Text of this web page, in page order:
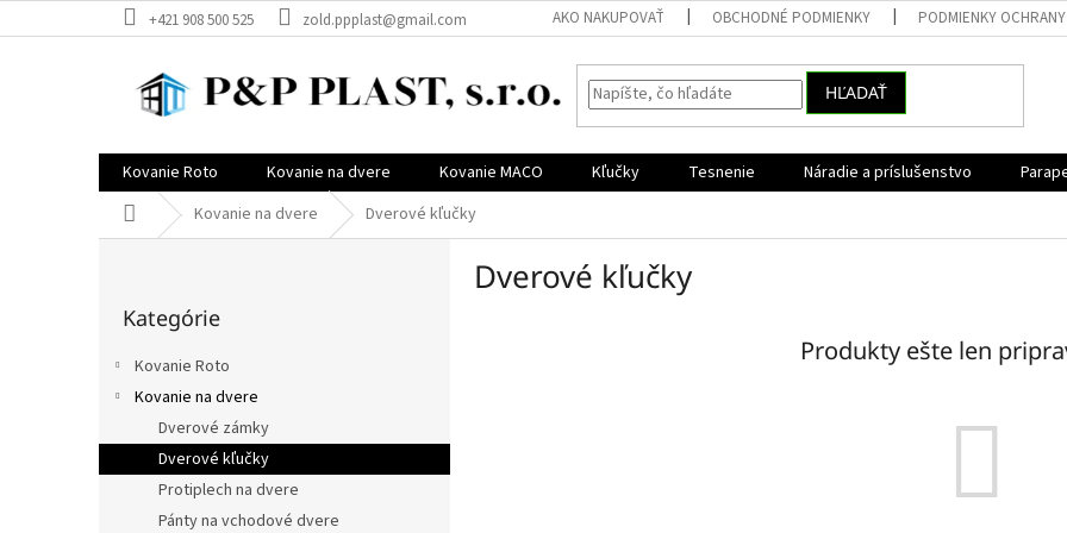
na
+421 908 500 525 zold.ppplast@gmail.com AKO NAKUPOVAŤ OBCHODNÉ PODMIENKY PODMIENKY OCHRANY
HĽADAŤ
Kovanie Roto Kovanie na dvere Kovanie MACO Kľučky Tesnenie Náradie a príslušenstvo
DomovKovanie na dvere Dverové kľučky
kategórie
Kategórie
Kovanie Roto
Kovanie na dvere
Dverové zámky
Dverové kľučky
Protiplech na dvere
Pánty na vchodové dvere
Dverové kľučky
Produkty ešte len